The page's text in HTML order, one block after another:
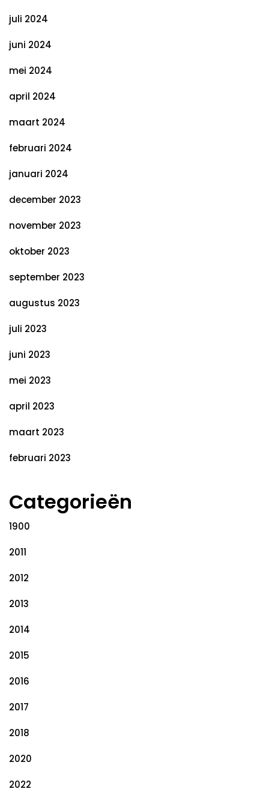
juli 2024
juni 2024
mei 2024
april 2024
maart 2024
februari 2024
januari 2024
december 2023
november 2023
oktober 2023
september 2023
augustus 2023
juli 2023
juni 2023
mei 2023
april 2023
maart 2023
februari 2023
Categorieën
1900
2011
2012
2013
2014
2015
2016
2017
2018
2020
2022